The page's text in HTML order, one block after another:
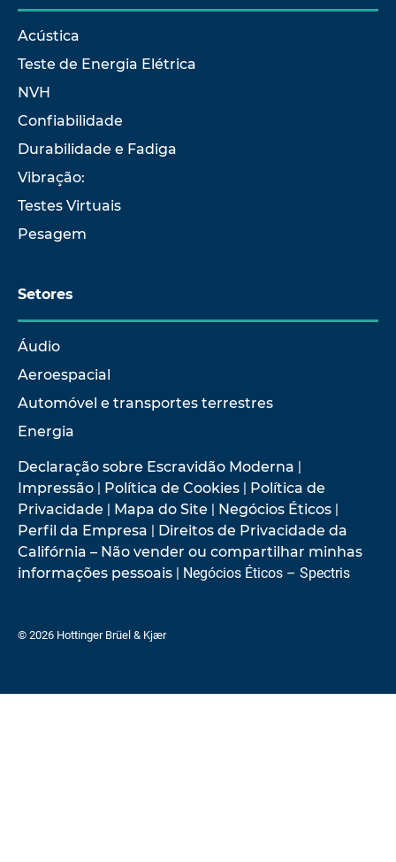
Acústica
Teste de Energia Elétrica
NVH
Confiabilidade
Durabilidade e Fadiga
Vibração:
Testes Virtuais
Pesagem
Setores
Áudio
Aeroespacial
Automóvel e transportes terrestres
Energia
Declaração sobre Escravidão Moderna |
Impressão | Política de Cookies | Política de
Privacidade | Mapa do Site | Negócios Éticos |
Perfil da Empresa | Direitos de Privacidade da
Califórnia – Não vender ou compartilhar minhas
informações pessoais | Negócios Éticos – Spectris
© 2026 Hottinger Brüel & Kjær